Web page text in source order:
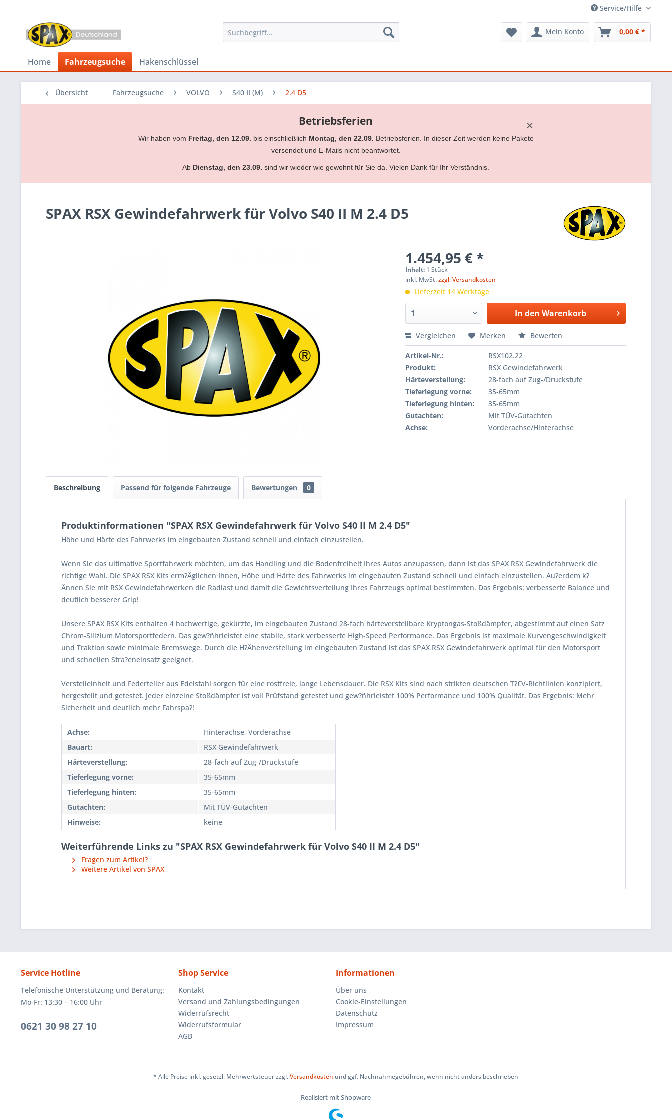
Service/Hilfe
Mein Konto 0,00 € *
Home Fahrzeugsuche Hakenschlüssel
Übersicht Fahrzeugsuche VOLVO S40 II (M) 2.4 D5
×
Betriebsferien
Wir haben vom Freitag, den 12.09. bis einschließlich Montag, den 22.09. Betriebsferien. In dieser Zeit werden keine Pakete
versendet und E-Mails nicht beantwortet.
Ab Dienstag, den 23.09. sind wir wieder wie gewohnt für Sie da. Vielen Dank für Ihr Verständnis.
SPAX RSX Gewindefahrwerk für Volvo S40 II M 2.4 D5
1.454,95 € *
Inhalt: 1 Stück
inkl. MwSt.zzgl. Versandkosten
Lieferzeit 14 Werktage
In den Warenkorb
Vergleichen Merken Bewerten
Artikel-Nr.:
RSX102.22
Produkt:
RSX Gewindefahrwerk
Härteverstellung:
28-fach auf Zug-/Druckstufe
Tieferlegung vorne:
35-65mm
Tieferlegung hinten:
35-65mm
Gutachten:
Mit TÜV-Gutachten
Achse:
Vorderachse/Hinterachse
Beschreibung Passend für folgende Fahrzeuge Bewertungen 0
Produktinformationen "SPAX RSX Gewindefahrwerk für Volvo S40 II M 2.4 D5"
Höhe und Härte des Fahrwerks im eingebauten Zustand schnell und einfach einzustellen.
Wenn Sie das ultimative Sportfahrwerk möchten, um das Handling und die Bodenfreiheit Ihres Autos anzupassen, dann ist das SPAX RSX Gewindefahrwerk die
richtige Wahl. Die SPAX RSX Kits erm?Âglichen Ihnen, Höhe und Härte des Fahrwerks im eingebauten Zustand schnell und einfach einzustellen. Au?erdem k?
Ânnen Sie mit RSX Gewindefahrwerken die Radlast und damit die Gewichtsverteilung Ihres Fahrzeugs optimal bestimmten. Das Ergebnis: verbesserte Balance und
deutlich besserer Grip!
Unsere SPAX RSX Kits enthalten 4 hochwertige, gekürzte, im eingebauten Zustand 28-fach härteverstellbare Kryptongas-Stoßdämpfer, abgestimmt auf einen Satz
Chrom-Silizium Motorsportfedern. Das gew?ñhrleistet eine stabile, stark verbesserte High-Speed Performance. Das Ergebnis ist maximale Kurvengeschwindigkeit
und Traktion sowie minimale Bremswege. Durch die H?Âhenverstellung im eingebauten Zustand ist das SPAX RSX Gewindefahrwerk optimal für den Motorsport
und schnellen Stra?eneinsatz geeignet.
Verstelleinheit und Federteller aus Edelstahl sorgen für eine rostfreie, lange Lebensdauer. Die RSX Kits sind nach strikten deutschen T?£V-Richtlinien konzipiert,
hergestellt und getestet. Jeder einzelne Stoßdämpfer ist voll Prüfstand getestet und gew?ñhrleistet 100% Performance und 100% Qualität. Das Ergebnis: Mehr
Sicherheit und deutlich mehr Fahrspa?!
Achse:
Hinterachse, Vorderachse
Bauart:
RSX Gewindefahrwerk
Härteverstellung:
28-fach auf Zug-/Druckstufe
Tieferlegung vorne:
35-65mm
Tieferlegung hinten:
35-65mm
Gutachten:
Mit TÜV-Gutachten
Hinweise:
keine
Weiterführende Links zu "SPAX RSX Gewindefahrwerk für Volvo S40 II M 2.4 D5"
Fragen zum Artikel?
Weitere Artikel von SPAX
Service Hotline
Telefonische Unterstützung und Beratung:
Mo-Fr: 13:30 – 16:00 Uhr
0621 30 98 27 10
Shop Service
Kontakt
Versand und Zahlungsbedingungen
Widerrufsrecht
Widerrufsformular
AGB
Informationen
Über uns
Cookie-Einstellungen
Datenschutz
Impressum
* Alle Preise inkl. gesetzl. Mehrwertsteuer zzgl.Versandkosten und ggf. Nachnahmegebühren, wenn nicht anders beschrieben
Realisiert mit Shopware